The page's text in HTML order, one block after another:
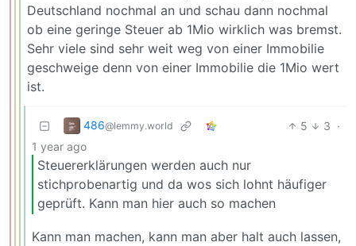
Deutschland nochmal an und schau dann nochmal
ob eine geringe Steuer ab 1Mio wirklich was bremst.
Sehr viele sind sehr weit weg von einer Immobilie
geschweige denn von einer Immobilie die 1Mio wert
ist.
486@lemmy.world 5 3 ·
1 year ago
Steuererklärungen werden auch nur
stichprobenartig und da wos sich lohnt häufiger
geprüft. Kann man hier auch so machen
Kann man machen, kann man aber halt auch lassen,